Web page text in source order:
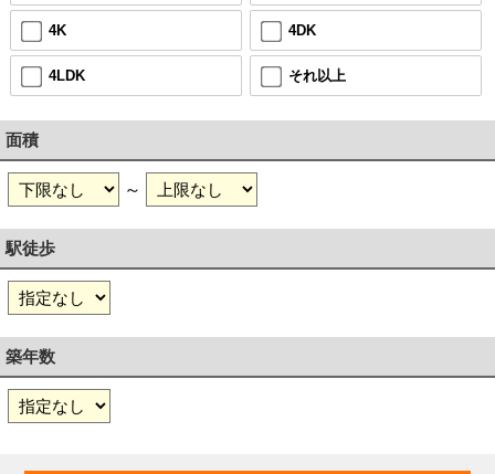
4K 4DK
4LDK それ以上
面積
～
駅徒歩
築年数